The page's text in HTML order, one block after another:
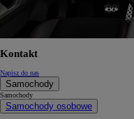
Kontakt
Napisz do nas
Samochody
Samochody
Samochody osobowe